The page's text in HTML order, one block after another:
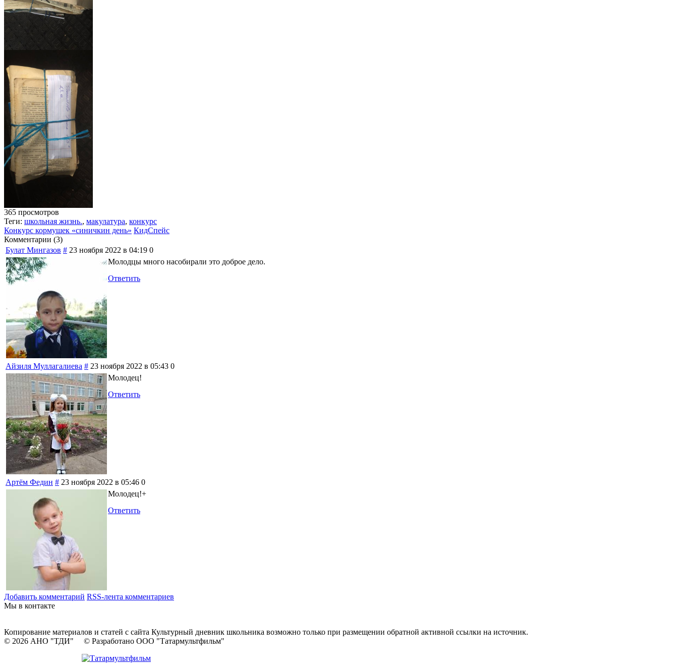
365 просмотров
Теги: школьная жизнь., макулатура, конкурс
Конкурс кормушек «синичкин день» КидСпейс
Комментарии (3)
Булат Мингазов # 23 ноября 2022 в 04:19 0
Молодцы много насобирали это доброе дело.
Ответить
Айзиля Муллагалиева # 23 ноября 2022 в 05:43 0
Молодец!
Ответить
Артём Федин # 23 ноября 2022 в 05:46 0
Молодец!+
Ответить
Добавить комментарий RSS-лента комментариев
Мы в контакте
Копирование материалов и статей с сайта Культурный дневник школьника возможно только при размещении обратной активной ссылки на источник.
© 2026 АНО "ТДИ" © Разработано ООО "Татармультфильм"